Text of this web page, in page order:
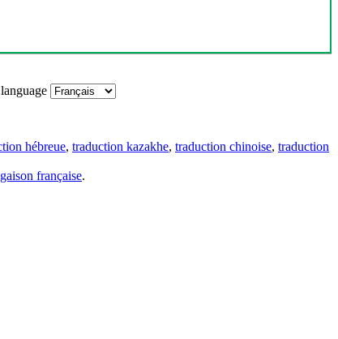
hébreue, traduction kazakhe, traduction chinoise, traduction
française.